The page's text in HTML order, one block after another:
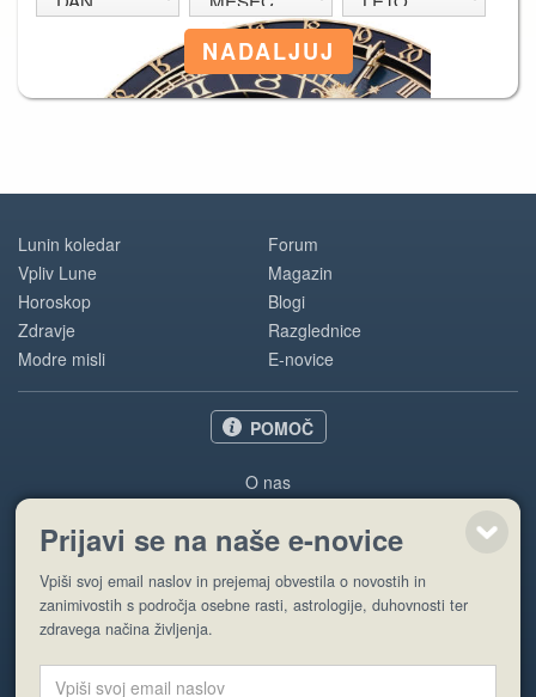
Lunin koledar
Vpliv Lune
Horoskop
Zdravje
Modre misli
Forum
Magazin
Blogi
Razglednice
E-novice
POMOČ
O nas
Pogoji uporabe
Pošlji stran
Prijavi se na naše e-novice
Vpiši svoj email naslov in prejemaj obvestila o novostih in
zanimivostih s področja osebne rasti, astrologije, duhovnosti ter
zdravega načina življenja.